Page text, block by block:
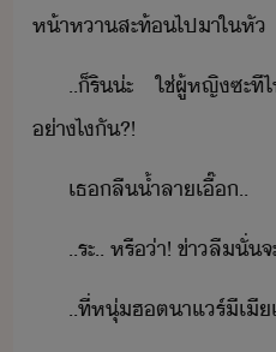
ห้าหา​สะท้​ไปา​ใ​หั
..​็​ริ​่ะ​ ​ใช่​ผู้หญิ​ซะ​ที​
่า​ไ​ั​?​!
เธ​ลื้ำลา​เื๊​..
..​ระ​..​ ​หรื่า​!​ ​ข่า​ลื​ั่​จ
..​ที่​หุ่​ฮต​า​แร์​ี​เี​